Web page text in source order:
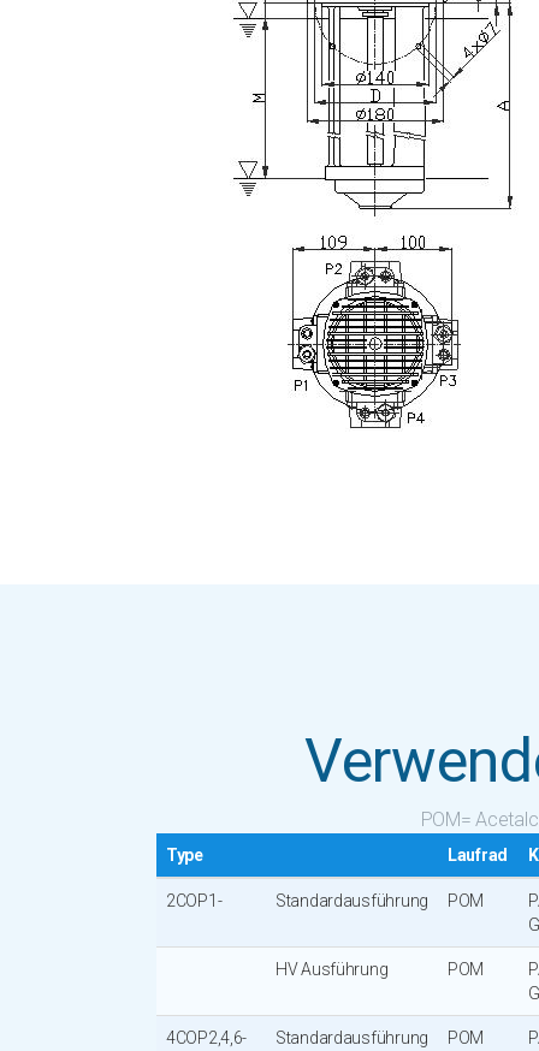
POM=
Type Laufrad
2COP1- Standardausführung POM
HV Ausführung POM
4COP2,4,6- Standardausführung POM